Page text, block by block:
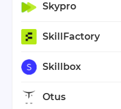
Skypro
SkillFactory
Skillbox
Otus